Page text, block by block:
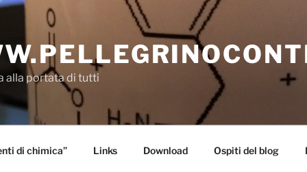
alla portata di tutti
di chimica” Links Download Ospiti del blog